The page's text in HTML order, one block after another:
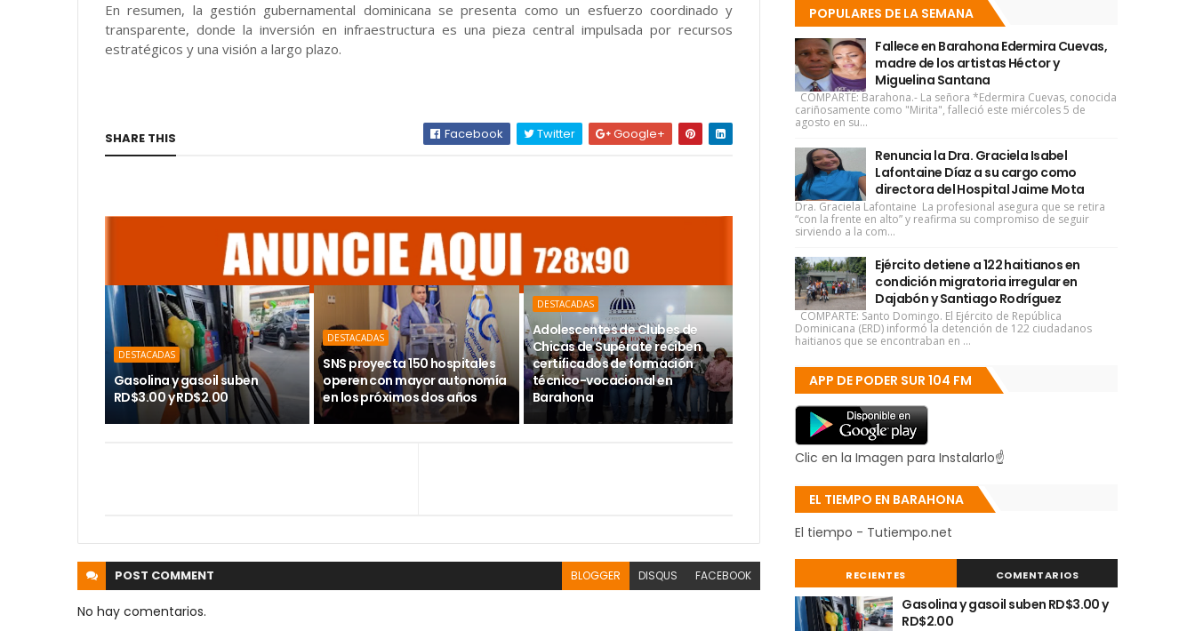
En resumen, la gestión gubernamental dominicana se presenta como un esfuerzo coordinado y
transparente, donde la inversión en infraestructura es una pieza central impulsada por recursos
estratégicos y una visión a largo plazo.
SHARE THIS Facebook Twitter Google+
DESTACADAS
Gasolina y gasoil suben
RD$3.00 y RD$2.00
DESTACADAS
SNS proyecta 150 hospitales
operen con mayor autonomía
en los próximos dos años
DESTACADAS
Adolescentes de Clubes de
Chicas de Supérate reciben
certificados de formación
técnico-vocacional en
Barahona
POST COMMENT BLOGGER DISQUS FACEBOOK
No hay comentarios.
POPULARES DE LA SEMANA
Fallece en Barahona Edermira Cuevas,
madre de los artistas Héctor y
Miguelina Santana
COMPARTE: Barahona.- La señora *Edermira Cuevas, conocida
cariñosamente como "Mirita", falleció este miércoles 5 de
agosto en su...
Renuncia la Dra. Graciela Isabel
Lafontaine Díaz a su cargo como
directora del Hospital Jaime Mota
Dra. Graciela Lafontaine La profesional asegura que se retira
“con la frente en alto” y reafirma su compromiso de seguir
sirviendo a la com...
Ejército detiene a 122 haitianos en
condición migratoria irregular en
Dajabón y Santiago Rodríguez
COMPARTE: Santo Domingo. El Ejército de República
Dominicana (ERD) informó la detención de 122 ciudadanos
haitianos que se encontraban en ...
APP DE PODER SUR 104 FM
Clic en la Imagen para Instalarlo☝
EL TIEMPO EN BARAHONA
El tiempo - Tutiempo.net
RECIENTES COMENTARIOS
Gasolina y gasoil suben RD$3.00 y
RD$2.00